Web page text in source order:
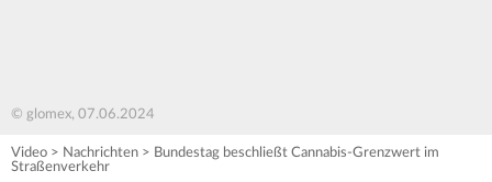
© glomex, 07.06.2024
Video > Nachrichten > Bundestag beschließt Cannabis-Grenzwert im
Straßenverkehr